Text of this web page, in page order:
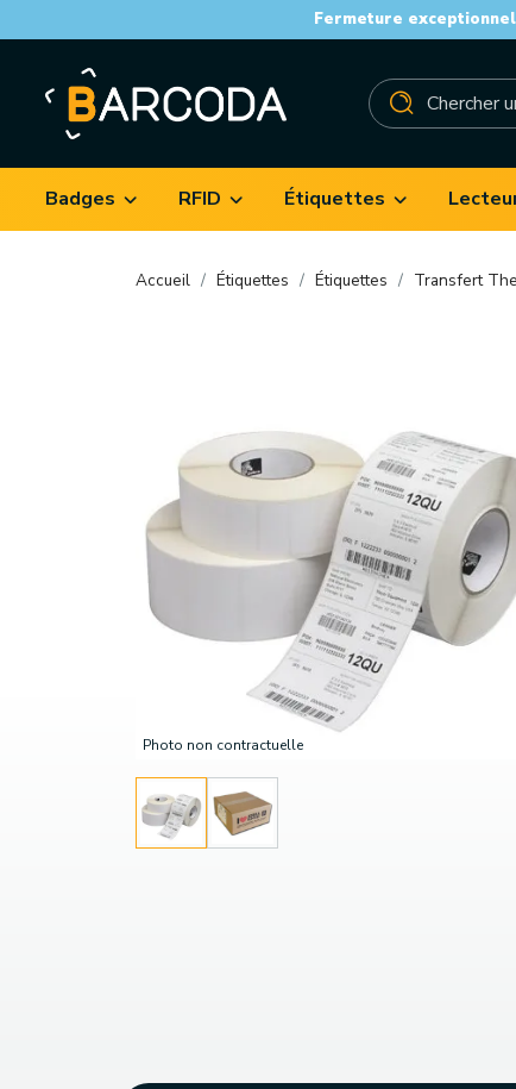
Fermeture
Badges RFID Étiquettes
Accueil Étiquettes Étiquettes Transfert
Photo non contractuelle